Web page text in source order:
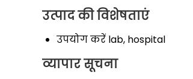
उत्पाद की विशेषताएं
उपयोग करें lab, hospital
व्यापार सूचना